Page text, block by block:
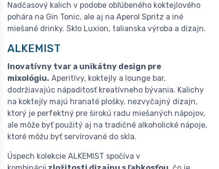
Nadčasový kalich v podobe obľúbeného koktejlového
pohára na Gin Tonic, ale aj na Aperol Spritz a iné
miešané drinky. Sklo Luxion, talianska výroba a dizajn.
ALKEMIST
Inovatívny tvar a unikátny design pre
mixológiu. Aperitívy, koktejly a lounge bar,
dodržiavajúc nápaditosť kreatívneho bývania. Kalichy
na koktejly majú hranaté plošky, nezvyčajný dizajn,
ktorý je perfektný pre širokú radu miešaných nápojov,
ale môže byť použitý aj na tradičné alkoholické nápoje,
ktoré môžu byť servírované do skla.
Úspech kolekcie ALKEMIST spočíva v